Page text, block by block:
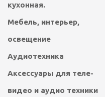
сахарной
газовые шашлычницы
кухонная.
Мебель, интерьер,
освещение
Аудиотехника
Аксессуары для теле-
видео и аудио техники